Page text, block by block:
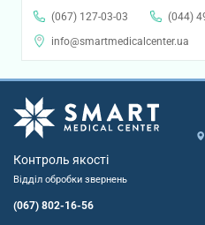
(067) 127-03-03
(044)
info@smartmedicalcenter.ua
Контроль якості
Відділ обробки звернень
(067) 802-16-56